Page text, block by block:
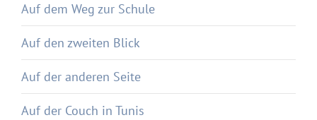
Auf dem Weg zur Schule
Auf den zweiten Blick
Auf der anderen Seite
Auf der Couch in Tunis